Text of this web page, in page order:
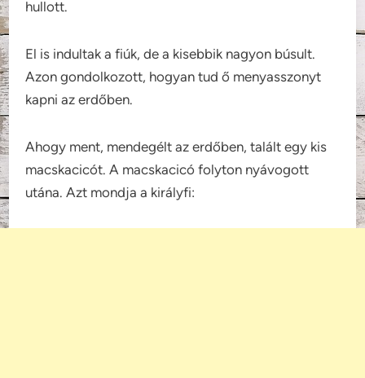
hullott.
El is indultak a fiúk, de a kisebbik nagyon búsult.
Azon gondolkozott, hogyan tud ő menyasszonyt
kapni az erdőben.
Ahogy ment, mendegélt az erdőben, talált egy kis
macskacicót. A macskacicó folyton nyávogott
utána. Azt mondja a királyfi: